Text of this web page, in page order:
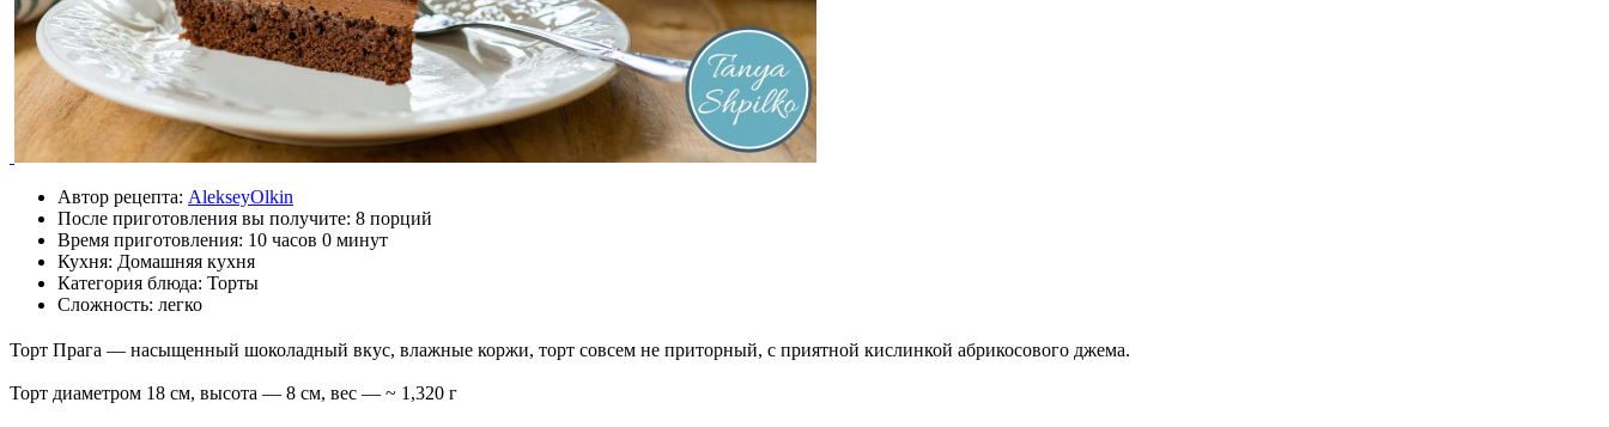
Автор рецепта: AlekseyOlkin
После приготовления вы получите: 8 порций
Время приготовления: 10 часов 0 минут
Кухня: Домашняя кухня
Категория блюда: Торты
Сложность: легко
Торт Прага — насыщенный шоколадный вкус, влажные коржи, торт совсем не приторный, с приятной кислинкой абрикосового джема.
Торт диаметром 18 см, высота — 8 см, вес — ~ 1,320 г